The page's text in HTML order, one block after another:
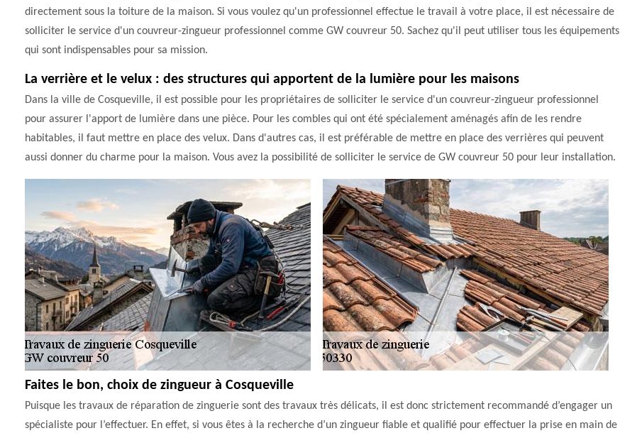
directement sous la toiture de la maison. Si vous voulez qu'un professionnel effectue le travail à votre place, il est nécessaire de
solliciter le service d'un couvreur-zingueur professionnel comme GW couvreur 50. Sachez qu'il peut utiliser tous les équipements
qui sont indispensables pour sa mission.
La verrière et le velux : des structures qui apportent de la lumière pour les maisons
Dans la ville de Cosqueville, il est possible pour les propriétaires de solliciter le service d'un couvreur-zingueur professionnel
pour assurer l'apport de lumière dans une pièce. Pour les combles qui ont été spécialement aménagés afin de les rendre
habitables, il faut mettre en place des velux. Dans d'autres cas, il est préférable de mettre en place des verrières qui peuvent
aussi donner du charme pour la maison. Vous avez la possibilité de solliciter le service de GW couvreur 50 pour leur installation.
Faites le bon, choix de zingueur à Cosqueville
Puisque les travaux de réparation de zinguerie sont des travaux très délicats, il est donc strictement recommandé d’engager un
spécialiste pour l’effectuer. En effet, si vous êtes à la recherche d’un zingueur fiable et qualifié pour effectuer la prise en main de